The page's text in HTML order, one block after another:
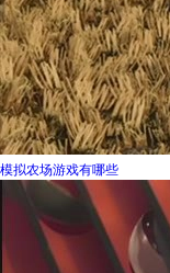
模拟农场游戏有哪些